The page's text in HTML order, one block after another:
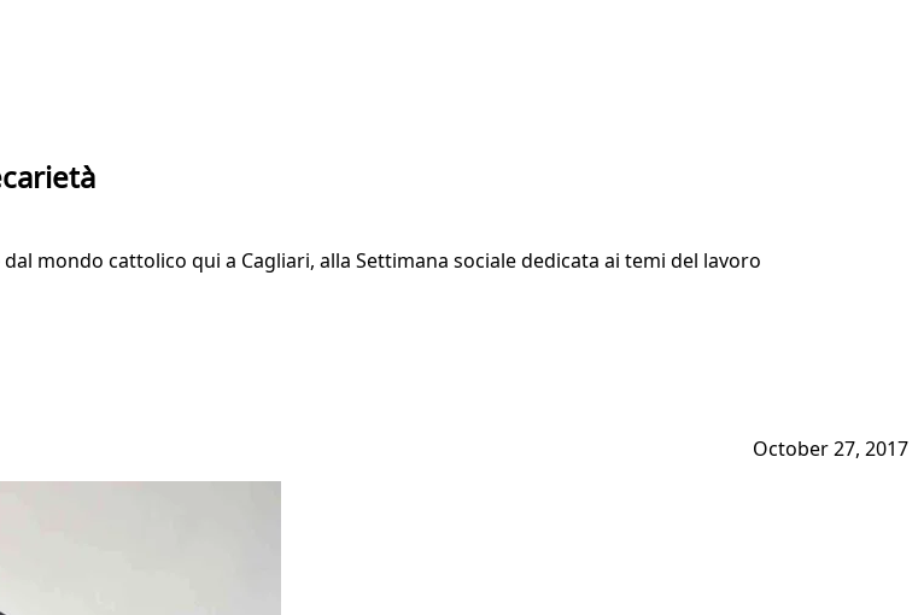
mondo cattolico qui a Cagliari, alla Settimana sociale dedicata ai temi del lavoro
October 27, 2017